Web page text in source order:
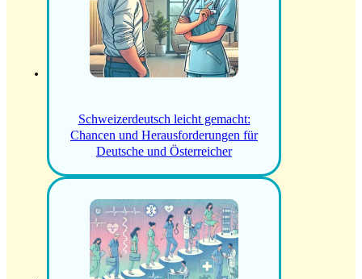
Schweizerdeutsch leicht gemacht:
Chancen und Herausforderungen für
Deutsche und Österreicher